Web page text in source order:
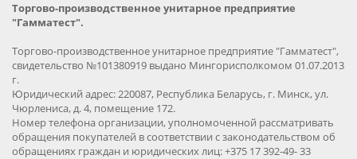
Торгово-производственное унитарное предприятие
"Гамматест".
Торгово-производственное унитарное предприятие "Гамматест",
свидетельство №101380919 выдано Мингорисполкомом 01.07.2013
г.
Юридический адрес: 220087, Республика Беларусь, г. Минск, ул.
Чюрлениса, д. 4, помещение 172.
Номер телефона организации, уполномоченной рассматривать
обращения покупателей в соответствии с законодательством об
обращениях граждан и юридических лиц: +375 17 392-49- 33